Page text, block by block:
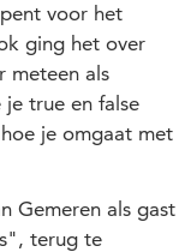
voor het
ging het over
meteen als
true en false
je omgaat met
Gemeren als gast
terug te